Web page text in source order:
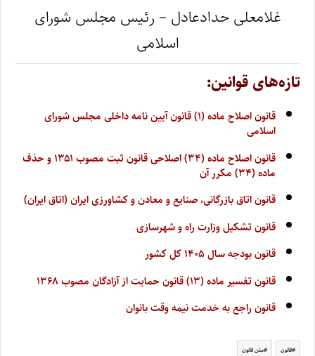
غلامعلی حدادعادل – رئیس مجلس شورای
اسلامی
تازه‌های قوانین:
قانون اصلاح ماده (۱) قانون آیین نامه داخلی مجلس شورای
اسلامی
قانون اصلاح ماده (۳۴) اصلاحی قانون ثبت مصوب ۱۳۵۱ و حذف
ماده (۳۴) مکرر آن
قانون اتاق بازرگانی، صنایع و معادن و کشاورزی ایران (اتاق ایران)
قانون تشکیل وزارت راه و شهرسازی
قانون بودجه سال ۱۴۰۵ کل کشور
قانون تفسیر ماده (۱۳) قانون حمایت از آزادگان مصوب ۱۳۶۸
قانون راجع به خدمت نیمه وقت بانوان
قانون متن قانون